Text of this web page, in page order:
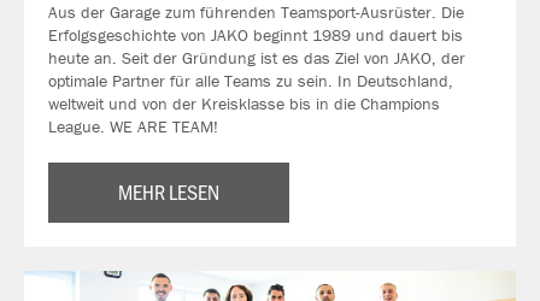
Aus der Garage zum führenden Teamsport-Ausrüster. Die
Erfolgsgeschichte von JAKO beginnt 1989 und dauert bis
heute an. Seit der Gründung ist es das Ziel von JAKO, der
optimale Partner für alle Teams zu sein. In Deutschland,
weltweit und von der Kreisklasse bis in die Champions
League. WE ARE TEAM!
MEHR LESEN